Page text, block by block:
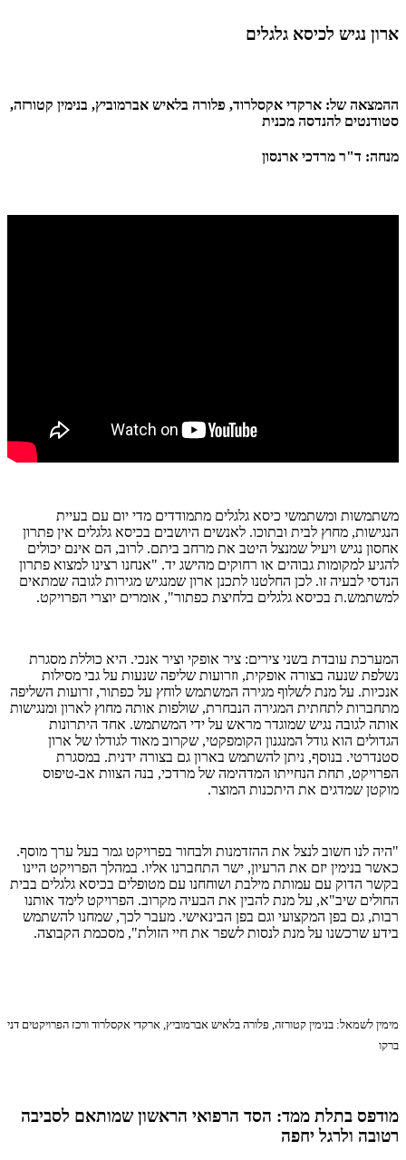
ארון נגיש לכיסא גלגלים
ההמצאה של: ארקדי אקסלרוד, פלורה בלאיש אברמוביץ, בנימין קטורזה,
סטודנטים להנדסה מכנית
מנחה: ד"ר מרדכי ארנסון
משתמשות ומשתמשי כיסא גלגלים מתמודדים מדי יום עם בעיית
הנגישות, מחוץ לבית ובתוכו. לאנשים היושבים בכיסא גלגלים אין פתרון
אחסון נגיש ויעיל שמנצל היטב את מרחב ביתם. לרוב, הם אינם יכולים
להגיע למקומות גבוהים או רחוקים מהישג יד. "אנחנו רצינו למצוא פתרון
הנדסי לבעיה זו. לכן החלטנו לתכנן ארון שמנגיש מגירות לגובה שמתאים
למשתמש.ת בכיסא גלגלים בלחיצת כפתור", אומרים יוצרי הפרויקט.
המערכת עובדת בשני צירים: ציר אופקי וציר אנכי. היא כוללת מסגרת
נשלפת שנעה בצורה אופקית, וזרועות שליפה שנעות על גבי מסילות
אנכיות. על מנת לשלוף מגירה המשתמש לוחץ על כפתור, זרועות השליפה
מתחברות לתחתית המגירה הנבחרת, שולפות אותה מחוץ לארון ומנגישות
אותה לגובה נגיש שמוגדר מראש על ידי המשתמש. אחד היתרונות
הגדולים הוא גודל המנגנון הקומפקטי, שקרוב מאוד לגודלו של ארון
סטנדרטי. בנוסף, ניתן להשתמש בארון גם בצורה ידנית. במסגרת
הפרויקט, תחת הנחייתו המדהימה של מרדכי, בנה הצוות אב-טיפוס
מוקטן שמדגים את היתכנות המוצר.
"היה לנו חשוב לנצל את ההזדמנות ולבחור בפרויקט גמר בעל ערך מוסף.
כאשר בנימין יזם את הרעיון, ישר התחברנו אליו. במהלך הפרויקט היינו
בקשר הדוק עם עמותת מילבת ושוחחנו עם מטופלים בכיסא גלגלים בבית
החולים שיב"א, על מנת להבין את הבעיה מקרוב. הפרויקט לימד אותנו
רבות, גם בפן המקצועי וגם בפן הבינאישי. מעבר לכך, שמחנו להשתמש
בידע שרכשנו על מנת לנסות לשפר את חיי הזולת", מסכמת הקבוצה.
מימין לשמאל: בנימין קטורזה, פלורה בלאיש אברמוביץ, ארקדי אקסלרוד ורכז הפרויקטים דני
ברקו
מודפס בתלת ממד: הסד הרפואי הראשון שמותאם לסביבה
רטובה ולרגל יחפה